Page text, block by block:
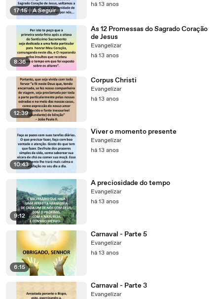
17:15 | A Seguir
há 13 anos
8:36
As 12 Promessas do Sagrado Coração
de Jesus
Evangelizar
há 13 anos
12:39
Corpus Christi
Evangelizar
há 13 anos
10:43
Viver o momento presente
Evangelizar
há 13 anos
9:12
A preciosidade do tempo
Evangelizar
há 13 anos
6:15
Carnaval - Parte 5
Evangelizar
há 13 anos
Carnaval - Parte 3
Evangelizar